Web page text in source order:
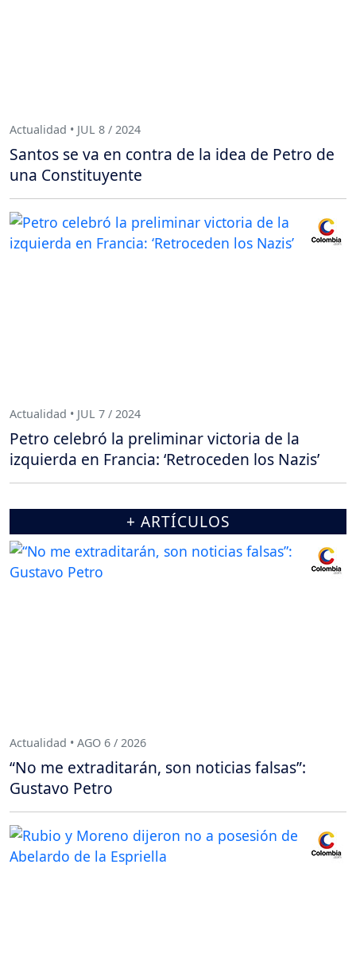
Actualidad • JUL 8 / 2024
Santos se va en contra de la idea de Petro de
una Constituyente
Actualidad • JUL 7 / 2024
Petro celebró la preliminar victoria de la
izquierda en Francia: ‘Retroceden los Nazis’
+ ARTÍCULOS
Actualidad • AGO 6 / 2026
“No me extraditarán, son noticias falsas”:
Gustavo Petro